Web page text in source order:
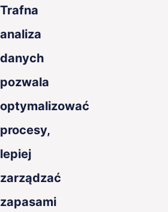
Trafna
analiza
danych
pozwala
optymalizować
procesy,
lepiej
zarządzać
zapasami